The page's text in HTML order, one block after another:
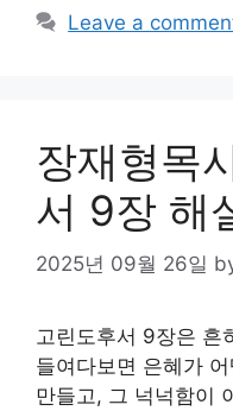
Leave a
장재형목
서 9장 해
2025년 09월 26일
고린도후서 9장은 흔
들여다보면 은혜가
만들고, 그 넉넉함이